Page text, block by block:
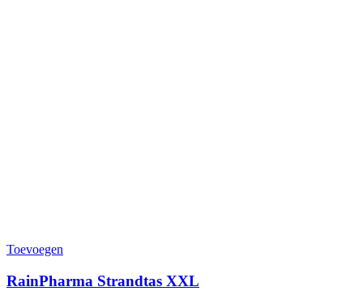
Toevoegen
RainPharma Strandtas XXL